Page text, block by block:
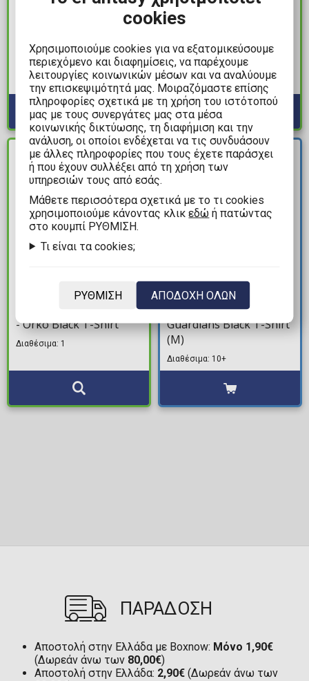
Collection: Δούρειος
Ίππος / Οδυσσέας &
Σειρήνες
Διαθέσιμα: 1
19,99€
Akatsuki Symbols White
T-Shirt (XXL)
Διαθέσιμα: 2
ΔΙΑΘΕΣΙΜΟ
Masters of the Universe
- Orko Black T-Shirt
Διαθέσιμα: 1
ΝΕΑ
ΑΦΙΞΗ
25,00€
Sailor Moon - Sailor
Guardians Black T-Shirt
(M)
Διαθέσιμα: 10+
ΠΑΡΑΔΟΣΗ
Αποστολή στην Ελλάδα με Boxnow: Μόνο 1,90€
(Δωρεάν άνω των 80,00€)
Αποστολή στην Ελλάδα: 2,90€ (Δωρεάν άνω των
cookies
Χρησιμοποιούμε cookies για να εξατομικεύσουμε
περιεχόμενο και διαφημίσεις, να παρέχουμε
λειτουργίες κοινωνικών μέσων και να αναλύουμε
την επισκεψιμότητά μας. Μοιραζόμαστε επίσης
πληροφορίες σχετικά με τη χρήση του ιστότοπού
μας με τους συνεργάτες μας στα μέσα
κοινωνικής δικτύωσης, τη διαφήμιση και την
ανάλυση, οι οποίοι ενδέχεται να τις συνδυάσουν
με άλλες πληροφορίες που τους έχετε παράσχει
ή που έχουν συλλέξει από τη χρήση των
υπηρεσιών τους από εσάς.
Mάθετε περισσότερα σχετικά με το τι cookies
χρησιμοποιούμε κάνοντας κλικεδώ ή πατώντας
στο κουμπί ΡΥΘΜΙΣΗ.
Τι είναι τα cookies;
ΡΥΘΜΙΣΗ ΑΠΟΔΟΧΗ ΟΛΩΝ